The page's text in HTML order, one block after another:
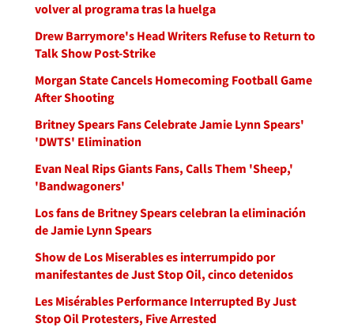
volver al programa tras la huelga
Drew Barrymore's Head Writers Refuse to Return to
Talk Show Post-Strike
Morgan State Cancels Homecoming Football Game
After Shooting
Britney Spears Fans Celebrate Jamie Lynn Spears'
'DWTS' Elimination
Evan Neal Rips Giants Fans, Calls Them 'Sheep,'
'Bandwagoners'
Los fans de Britney Spears celebran la eliminación
de Jamie Lynn Spears
Show de Los Miserables es interrumpido por
manifestantes de Just Stop Oil, cinco detenidos
Les Misérables Performance Interrupted By Just
Stop Oil Protesters, Five Arrested